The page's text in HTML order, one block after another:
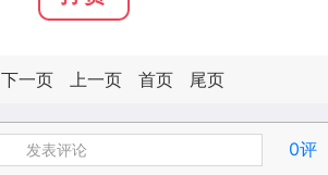
下一页 上一页 首页 尾页
发表评论 0评